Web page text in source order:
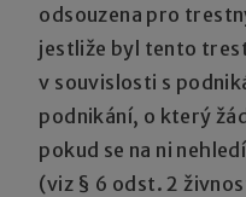
odsouzena pro
jestliže byl tento
v souvislosti s
podnikání, o který
pokud se na ni
(viz § 6 odst. 2